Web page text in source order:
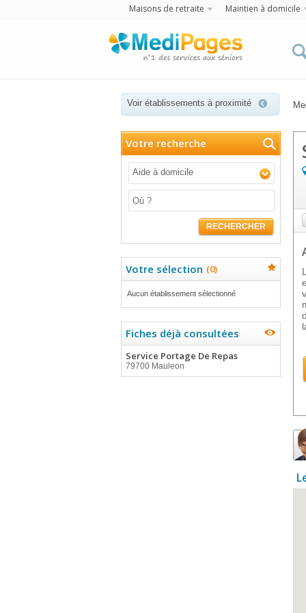
Maisons de retraite Maintien à domicile
Voir établissements à proximité
Votre recherche
Aide à domicile
RECHERCHER
Votre sélection (0)
Aucun établissement sélectionné
Fiches déjà consultées
Service Portage De Repas
79700 Mauleon